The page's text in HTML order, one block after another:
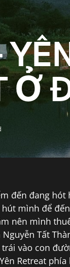
Ở
đến đang
mình để
nên mình
Tất
vào con
Retreat